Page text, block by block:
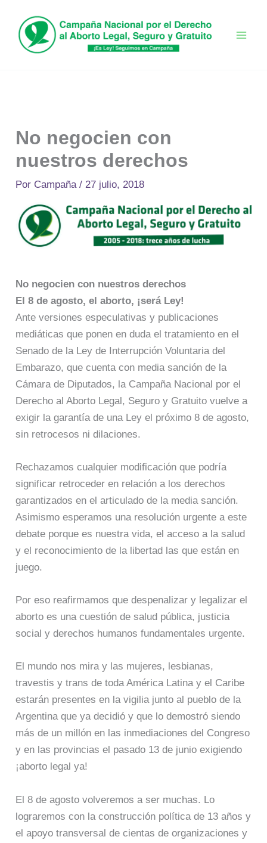
contenido
No negocien con
nuestros derechos
Por Campaña/27 julio, 2018
No negocien con nuestros derechos
El 8 de agosto, el aborto, ¡será Ley!
Ante versiones especulativas y publicaciones
mediáticas que ponen en duda el tratamiento en el
Senado de la Ley de Interrupción Voluntaria del
Embarazo, que cuenta con media sanción de la
Cámara de Diputados, la Campaña Nacional por el
Derecho al Aborto Legal, Seguro y Gratuito vuelve a
exigir la garantía de una Ley el próximo 8 de agosto,
sin retrocesos ni dilaciones.
Rechazamos cualquier modificación que podría
significar retroceder en relación a los derechos
garantizados en el articulado de la media sanción.
Asimismo esperamos una resolución urgente a este
debate porque es nuestra vida, el acceso a la salud
y el reconocimiento de la libertad las que están en
juego.
Por eso reafirmamos que despenalizar y legalizar el
aborto es una cuestión de salud pública, justicia
social y derechos humanos fundamentales urgente.
El mundo nos mira y las mujeres, lesbianas,
travestis y trans de toda América Latina y el Caribe
estarán presentes en la vigilia junto al pueblo de la
Argentina que ya decidió y que lo demostró siendo
más de un millón en las inmediaciones del Congreso
y en las provincias el pasado 13 de junio exigiendo
¡aborto legal ya!
El 8 de agosto volveremos a ser muchas. Lo
lograremos con la construcción política de 13 años y
el apoyo transversal de cientas de organizaciones y